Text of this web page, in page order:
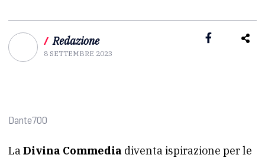
/ Redazione
8 SETTEMBRE 2023
Dante700
LaDivina Commedia diventa ispirazione per le